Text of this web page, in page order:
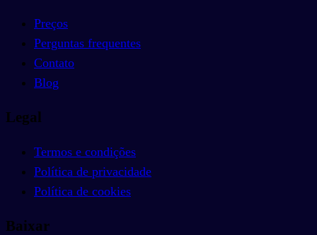
Preços
Perguntas frequentes
Contato
Blog
Legal
Termos e condições
Política de privacidade
Política de cookies
Baixar